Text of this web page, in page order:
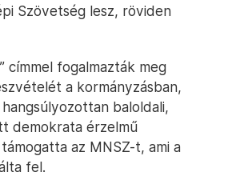
Szövetség lesz, röviden
címmel fogalmazták meg
a kormányzásban,
baloldali,
demokrata érzelmű
az MNSZ-t, ami a
fel.